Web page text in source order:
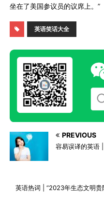
坐在了美国参议员的议席上。”
英语笑话大全
PREVIOUS
容易误译的英
英语热词 | “2023年生态文明贵